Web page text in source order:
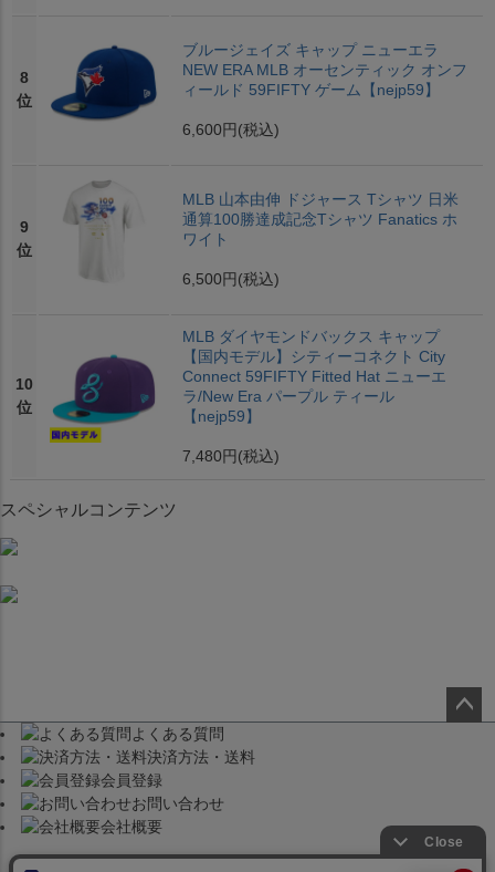
8
位
ブルージェイズ キャップ ニューエラ
NEW ERA MLB オーセンティック オンフ
ィールド 59FIFTY ゲーム【nejp59】
6,600円 (税込)
9
位
MLB 山本由伸 ドジャース Tシャツ 日米
通算100勝達成記念Tシャツ Fanatics ホ
ワイト
6,500円 (税込)
10
位
MLB ダイヤモンドバックス キャップ
【国内モデル】シティーコネクト City
Connect 59FIFTY Fitted Hat ニューエ
ラ/New Era パープル ティール
【nejp59】
7,480円 (税込)
スペシャルコンテンツ
よくある質問
決済方法・送料
会員登録
お問い合わせ
会社概要